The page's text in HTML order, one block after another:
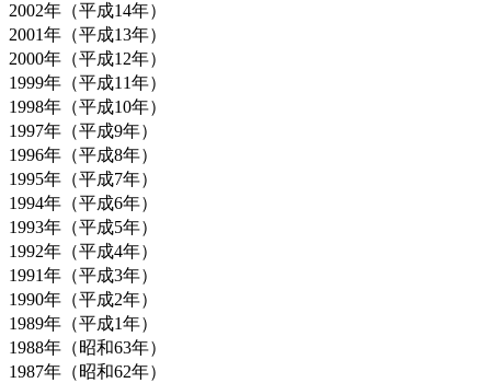
2002年（平成14年）
2001年（平成13年）
2000年（平成12年）
1999年（平成11年）
1998年（平成10年）
1997年（平成9年）
1996年（平成8年）
1995年（平成7年）
1994年（平成6年）
1993年（平成5年）
1992年（平成4年）
1991年（平成3年）
1990年（平成2年）
1989年（平成1年）
1988年（昭和63年）
1987年（昭和62年）